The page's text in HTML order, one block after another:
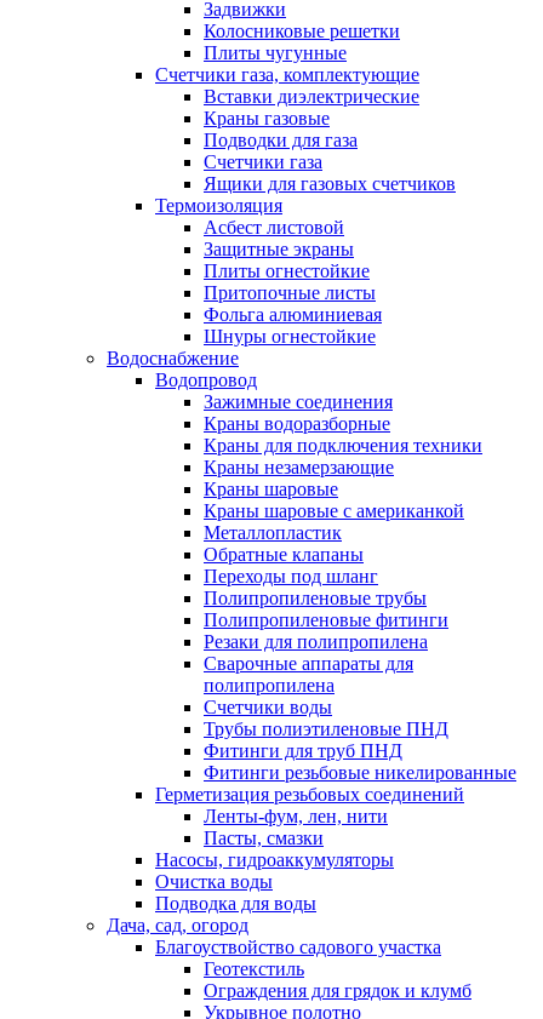
Задвижки
Колосниковые решетки
Плиты чугунные
Счетчики газа, комплектующие
Вставки диэлектрические
Краны газовые
Подводки для газа
Счетчики газа
Ящики для газовых счетчиков
Термоизоляция
Асбест листовой
Защитные экраны
Плиты огнестойкие
Притопочные листы
Фольга алюминиевая
Шнуры огнестойкие
Водоснабжение
Водопровод
Зажимные соединения
Краны водоразборные
Краны для подключения техники
Краны незамерзающие
Краны шаровые
Краны шаровые с американкой
Металлопластик
Обратные клапаны
Переходы под шланг
Полипропиленовые трубы
Полипропиленовые фитинги
Резаки для полипропилена
Сварочные аппараты для
полипропилена
Счетчики воды
Трубы полиэтиленовые ПНД
Фитинги для труб ПНД
Фитинги резьбовые никелированные
Герметизация резьбовых соединений
Ленты-фум, лен, нити
Пасты, смазки
Насосы, гидроаккумуляторы
Очистка воды
Подводка для воды
Дача, сад, огород
Благоуствойство садового участка
Геотекстиль
Ограждения для грядок и клумб
Укрывное полотно